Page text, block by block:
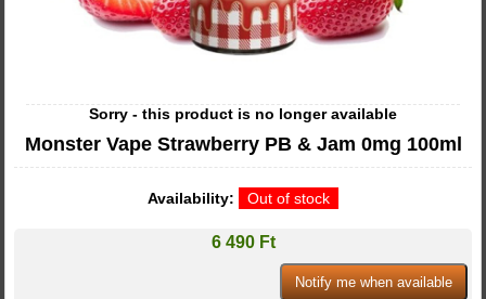
Sorry - this product is no longer available
Monster Vape Strawberry PB & Jam 0mg 100ml
Availability: Out of stock
6 490 Ft